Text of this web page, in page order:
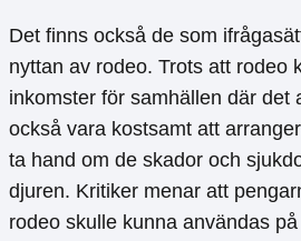
Det finns också de som
nyttan av rodeo. Trots att rodeo
inkomster för samhällen där det
också vara kostsamt att
ta hand om de skador och
djuren. Kritiker menar att
rodeo skulle kunna användas